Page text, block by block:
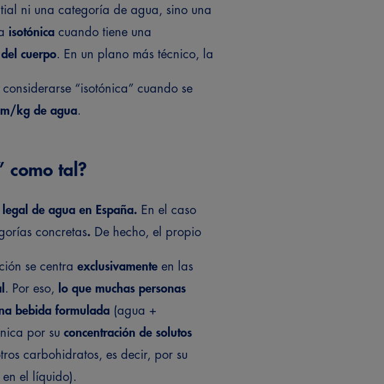
ni una categoría de agua, sino una
isotónica cuando tiene una
cuerpo. En un plano más técnico, la
“isotónica” cuando se
kg de agua.
como tal?
de agua en España. En el caso
concretas. De hecho, el propio
se centra exclusivamente en las
. Por eso, lo que muchas personas
bebida formulada (agua +
por su concentración de solutos
carbohidratos, es decir, por su
el líquido).